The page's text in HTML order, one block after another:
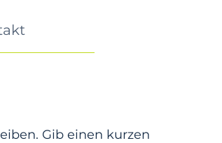
Gib einen kurzen